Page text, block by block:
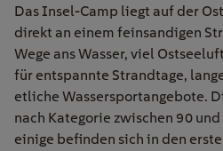
Das Insel-Camp liegt auf der
direkt an einem feinsandigen
Wege ans Wasser, viel
für entspannte Strandtage,
etliche Wassersportangebote.
nach Kategorie zwischen 90
einige befinden sich in den